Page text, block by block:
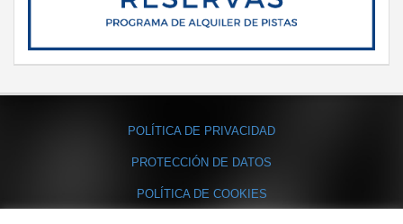
POLÍTICA DE PRIVACIDAD
PROTECCIÓN DE DATOS
POLÍTICA DE COOKIES